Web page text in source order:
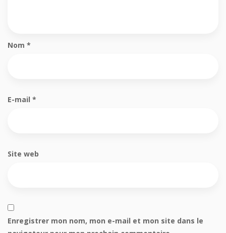
Nom *
E-mail *
Site web
Enregistrer mon nom, mon e-mail et mon site dans le